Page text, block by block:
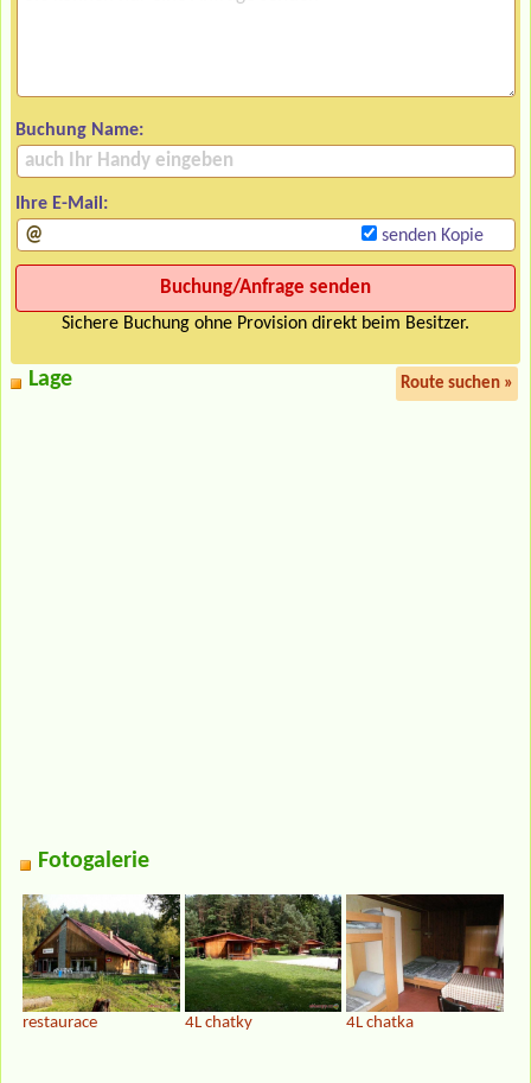
Buchung Name:
Ihre E-Mail:
senden Kopie
Sichere Buchung ohne Provision direkt beim Besitzer.
Lage Route suchen »
Fotogalerie
restaurace 4L chatky 4L chatka